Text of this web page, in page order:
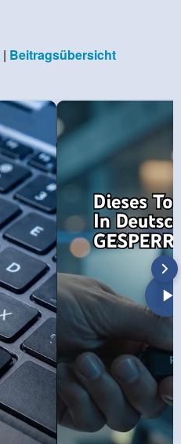
| Beitragsübersicht